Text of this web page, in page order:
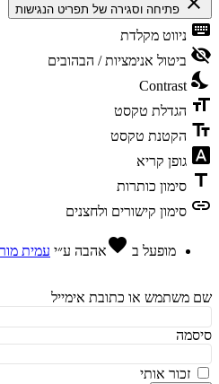
פתיחה וסגירה של תפריט הנגישות
ניווט מקלדת
ביטול אנימציות / הבהובים
Contrast
הגדלת טקסט
הקטנת טקסט
גופן קריא
סימון כותרות
סימון קישורים ולחצנים
מופעל בfavorite אהבהע״י עמית מורנו
או כתובת אימייל
זכור אותי